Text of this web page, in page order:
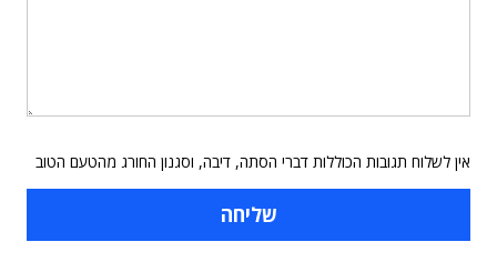
אין לשלוח תגובות הכוללות דברי הסתה, דיבה, וסגנון החורג מהטעם הטוב